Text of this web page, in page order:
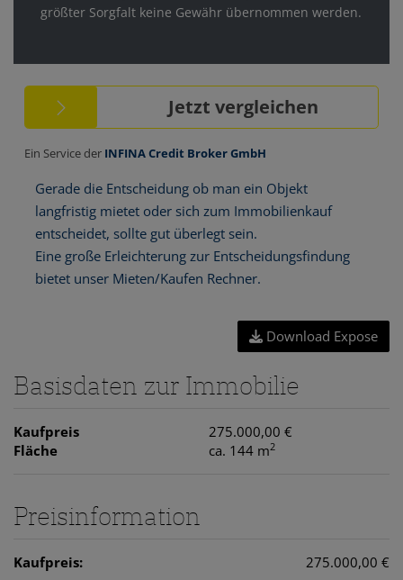
Download Expose
Basisdaten zur Immobilie
Kaufpreis
275.000,00 €
Fläche
ca. 144 m2
Preisinformation
Kaufpreis: 275.000,00 €